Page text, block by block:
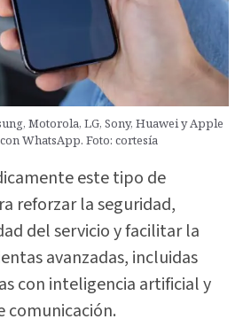
Motorola, LG, Sony, Huawei y Apple
WhatsApp. Foto: cortesía
este tipo de
reforzar la seguridad,
del servicio y facilitar la
avanzadas, incluidas
con inteligencia artificial y
comunicación.